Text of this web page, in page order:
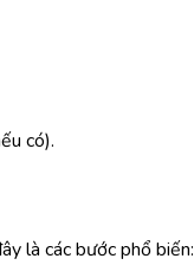
có).
là các bước phổ biến: